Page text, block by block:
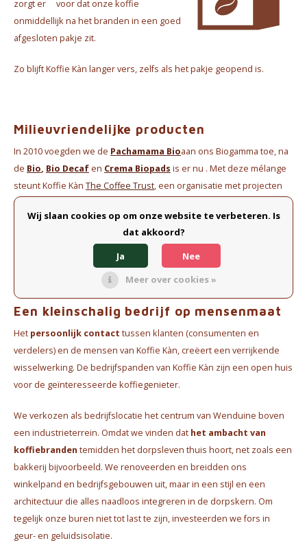
zorgt er voor dat onze koffie
onmiddellijk na het branden in een goed
afgesloten pakje zit.
Zo blijft Koffie Kàn langer vers, zelfs als het pakje geopend is.
Milieuvriendelijke producten
In 2010 voegden we de Pachamama Bioaan ons Biogamma toe, na
de Bio, Bio Decaf en Crema Biopads is er nu . Met deze mélange
steunt Koffie Kàn The Coffee Trust, een organisatie met projecten
ten voordele van vrouwen en kinderen in koffieproducerende
gebieden in Latijns-Amerika.
In 2019 vulden we het gamma verder aan met Bio Suave.
Een kleinschalig bedrijf op mensenmaat
Het persoonlijk contact tussen klanten (consumenten en
verdelers) en de mensen van Koffie Kàn, creëert een verrijkende
wisselwerking. De bedrijfspanden van Koffie Kàn zijn een open huis
voor de geïnteresseerde koffiegenieter.
We verkozen als bedrijfslocatie het centrum van Wenduine boven
een industrieterrein. Omdat we vinden dat het ambacht van
koffiebranden temidden het dorpsleven thuis hoort, net zoals een
bakkerij bijvoorbeeld. We renoveerden en breidden ons
winkelpand en bedrijfsgebouwen uit, maar in een stijl en een
architectuur die alles naadloos integreren in de dorpskern. Om
tegelijk onze buren niet tot last te zijn, investeerden we fors in
geur- en geluidsisolatie.
Wij slaan cookies op om onze website te verbeteren. Is
dat akkoord?
Ja
Nee
Meer over cookies »